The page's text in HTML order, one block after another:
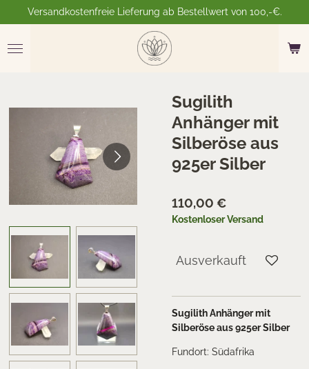
Hauptinhalt
springen
Versandkostenfreie Lieferung ab Bestellwert von 100,-€.
Sugilith
Anhänger mit
Silberöse aus
925er Silber
110,00 €
Kostenloser Versand
Ausverkauft
Sugilith Anhänger mit
Silberöse aus 925er Silber
Fundort: Südafrika